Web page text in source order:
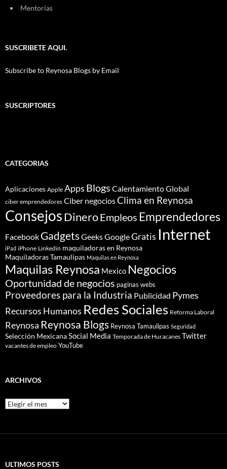
Mentorías
SUSCRIBETE AQUI.
Subscribe to Reynosa Blogs by Email
SUSCRIPTORES
CATEGORIAS
Aplicaciones Apple Apps Blogs Calentamiento Global
ciber emprendedores Ciber negociosClima en Reynosa
ConsejosDineroEmpleos Emprendedores
Facebook GadgetsGeeksGoogleGratis Internet
iPad iPhone Linkedin maquiladoras en Reynosa
Maquiladoras Tamaulipas Maquilas en Reynosa
Maquilas Reynosa Mexico Negocios
Oportunidad de negocios paginas webs
Proveedores para la Industria Publicidad Pymes
Recursos Humanos Redes Sociales Reforma Laboral
Reynosa Reynosa Blogs Reynosa Tamaulipas Seguridad
Selección MexicanaSocial Media Temporada de Huracanes Twitter
vacantes de empleo YouTube
ARCHIVOS
Archivos
ULTIMOS POSTS